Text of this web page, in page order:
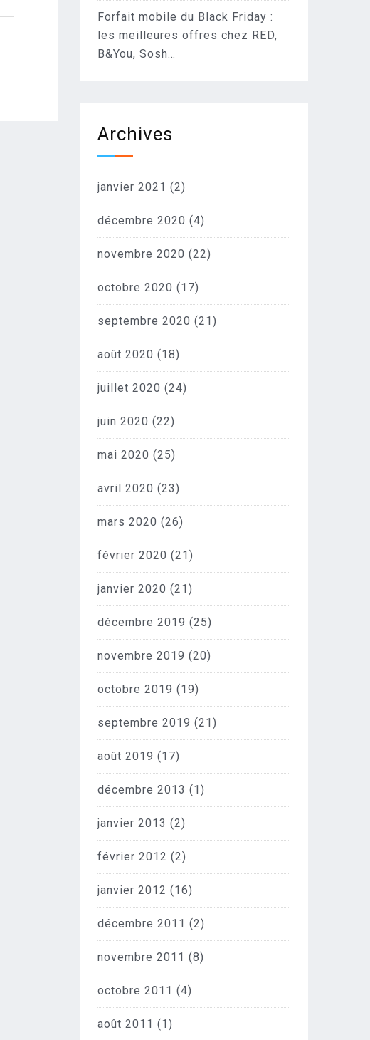
Forfait mobile du Black Friday :
les meilleures offres chez RED,
B&You, Sosh…
Archives
janvier 2021 (2)
décembre 2020 (4)
novembre 2020 (22)
octobre 2020 (17)
septembre 2020 (21)
août 2020 (18)
juillet 2020 (24)
juin 2020 (22)
mai 2020 (25)
avril 2020 (23)
mars 2020 (26)
février 2020 (21)
janvier 2020 (21)
décembre 2019 (25)
novembre 2019 (20)
octobre 2019 (19)
septembre 2019 (21)
août 2019 (17)
décembre 2013 (1)
janvier 2013 (2)
février 2012 (2)
janvier 2012 (16)
décembre 2011 (2)
novembre 2011 (8)
octobre 2011 (4)
août 2011 (1)